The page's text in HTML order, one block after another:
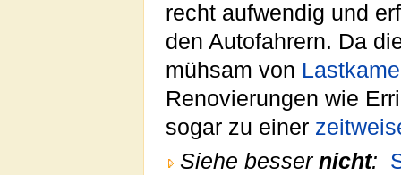
recht aufwendig und
den Autofahrern. Da
mühsam von
Renovierungen wie
sogar zu einer
Siehe besser nicht: